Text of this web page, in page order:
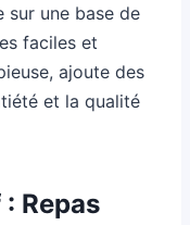
sur une base de
faciles et
ajoute des
et la qualité
Repas